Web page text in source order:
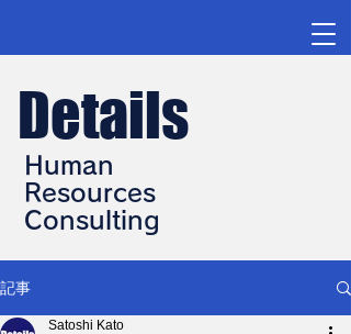
Details
Human
Resources
Consulting
記事
Satoshi Kato